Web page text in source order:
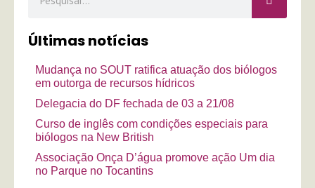
Últimas notícias
Mudança no SOUT ratifica atuação dos biólogos
em outorga de recursos hídricos
Delegacia do DF fechada de 03 a 21/08
Curso de inglês com condições especiais para
biólogos na New British
Associação Onça D’água promove ação Um dia
no Parque no Tocantins